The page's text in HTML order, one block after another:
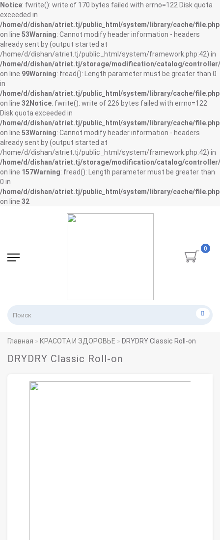
Notice: fwrite(): write of 170 bytes failed with errno=122 Disk quota
exceeded in
/home/d/dishan/atriet.tj/public_html/system/library/cache/file.php
on line 53Warning: Cannot modify header information - headers
already sent by (output started at
/home/d/dishan/atriet.tj/public_html/system/framework.php:42) in
/home/d/dishan/atriet.tj/storage/modification/catalog/
on line 99Warning: fread(): Length parameter must be greater than 0
in
/home/d/dishan/atriet.tj/public_html/system/library/cache/file.php
on line 32Notice: fwrite(): write of 226 bytes failed with errno=122
Disk quota exceeded in
/home/d/dishan/atriet.tj/public_html/system/library/cache/file.php
on line 53Warning: Cannot modify header information - headers
already sent by (output started at
/home/d/dishan/atriet.tj/public_html/system/framework.php:42) in
/home/d/dishan/atriet.tj/storage/modification/catalog/
on line 157Warning: fread(): Length parameter must be greater than
0 in
/home/d/dishan/atriet.tj/public_html/system/library/cache/file.php
on line 32
0
Главная КРАСОТА И ЗДОРОВЬЕ DRYDRY Classic Roll-on
DRYDRY Classic Roll-on